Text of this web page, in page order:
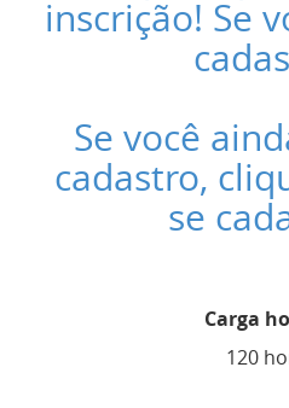
inscrição! Se
Se você
cadastro,
se
Carga
120